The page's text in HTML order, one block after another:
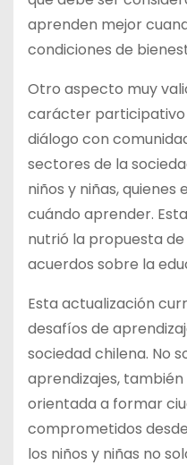
aprenden mejor
condiciones de
Otro aspecto muy
carácter participativo
diálogo con
sectores de la
niños y niñas,
cuándo aprender.
nutrió la propuesta
acuerdos sobre la
Esta actualización
desafíos de
sociedad chilena. No
aprendizajes,
orientada a formar
comprometidos
los niños y niñas no